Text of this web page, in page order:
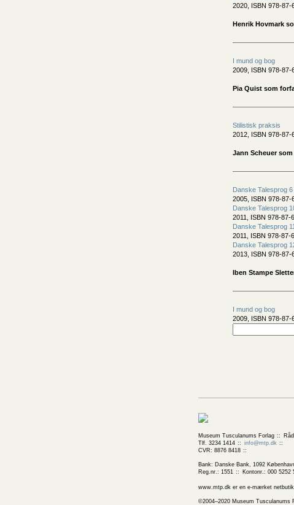
2020, ISBN 978-87-
Henrik Hovmark
I mund og bog
2009, ISBN 978-87-
Pia Quist som
Stilistisk praksis
2012, ISBN 978-87-
Jann Scheuer
Danske Talesprog 6
2005, ISBN 978-87-
Danske Talesprog
2011, ISBN 978-87-
Danske Talesprog 11
2011, ISBN 978-87-
Danske Talesprog
2013, ISBN 978-87-
Iben Stampe
I mund og bog
2009, ISBN 978-87-
Museum Tusculanums Forlag
Tlf. 3234 1414
info@mtp.dk
CVR: 8876 8418
Bank: Danske Bank, 1092
Reg.nr.: 1551
Kontonr.: 000 5252
www.mtp.dk er en e-mærket
©2004–2020 Museum Tusculanums